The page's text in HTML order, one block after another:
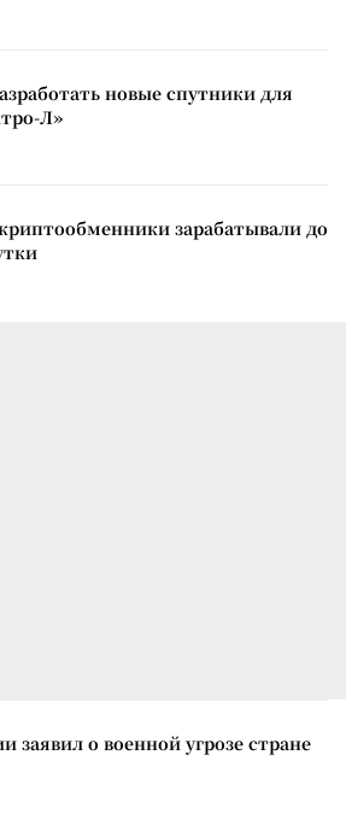
новые спутники для
Л»
зарабатывали до
заявил о военной угрозе стране